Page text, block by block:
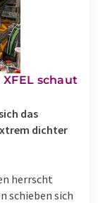
schaut
das
dichter
herrscht
schieben sich